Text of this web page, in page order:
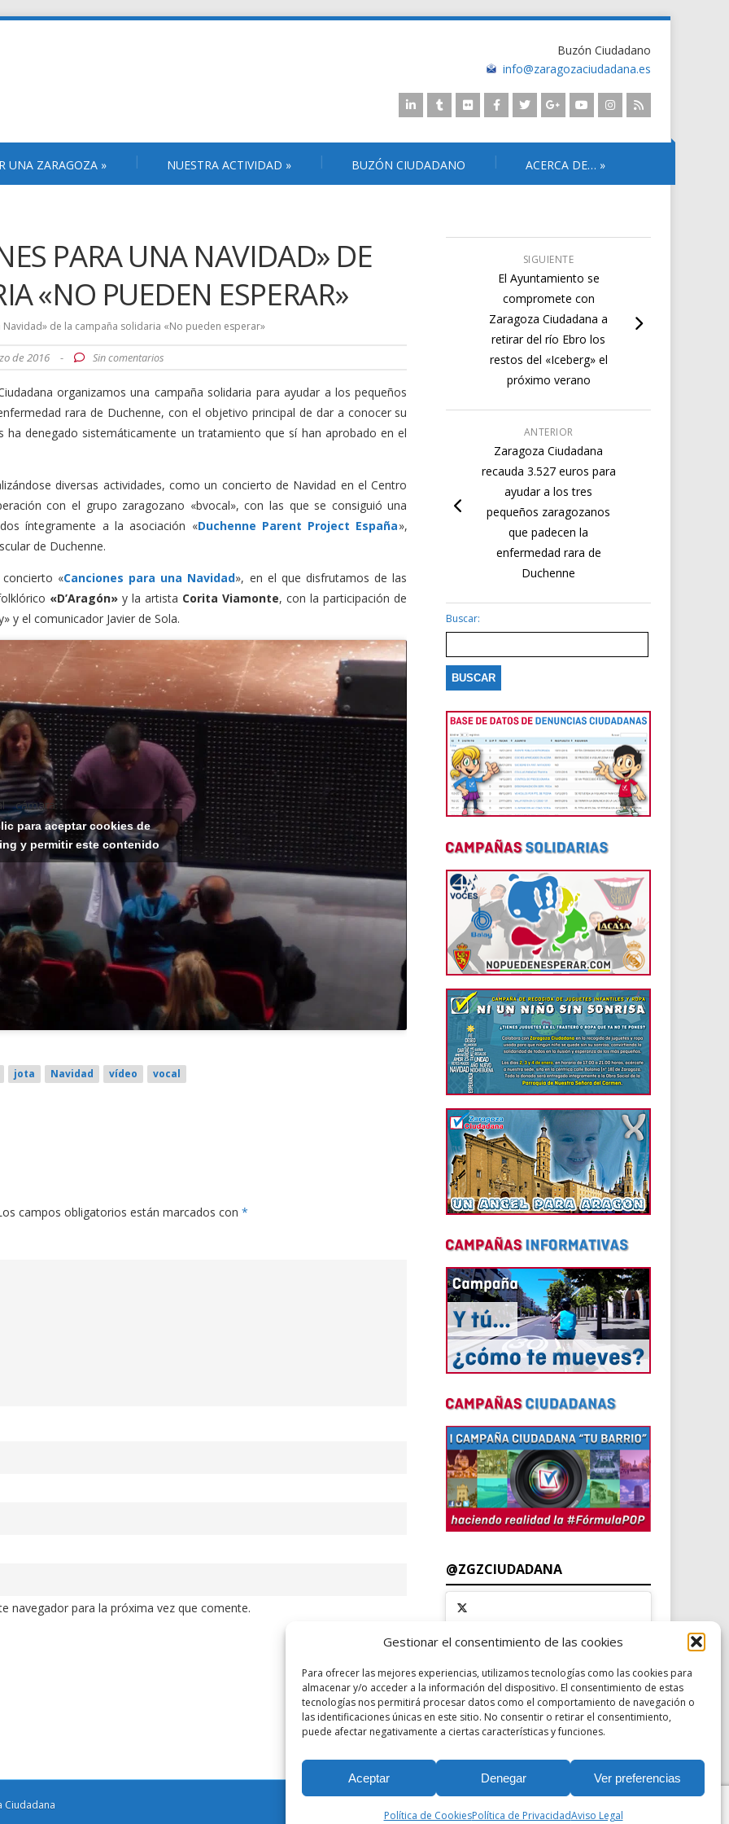
Gestionar el consentimiento de las cookies
Para ofrecer las mejores experiencias, utilizamos tecnologías como las cookies para
almacenar y/o acceder a la información del dispositivo. El consentimiento de estas
tecnologías nos permitirá procesar datos como el comportamiento de navegación o
las identificaciones únicas en este sitio. No consentir o retirar el consentimiento,
puede afectar negativamente a ciertas características y funciones.
Aceptar Denegar Ver preferencias
Política de CookiesPolítica de PrivacidadAviso Legal
Buzón Ciudadano
info@zaragozaciudadana.es
UNA ZARAGOZA » NUESTRA ACTIVIDAD » BUZÓN CIUDADANO ACERCA DE… »
PARA UNA NAVIDAD» DE
«NO PUEDEN ESPERAR»
de la campaña solidaria «No pueden esperar»
de 2016 - Sin comentarios
organizamos una campaña solidaria para ayudar a los pequeños
rara de Duchenne, con el objetivo principal de dar a conocer su
ha denegado sistemáticamente un tratamiento que sí han aprobado en el
diversas actividades, como un concierto de Navidad en el Centro
con el grupo zaragozano «bvocal», con las que se consiguió una
íntegramente a la asociación «Duchenne Parent Project España»,
de Duchenne.
«Canciones para una Navidad», en el que disfrutamos de las
«D’Aragón» y la artista Corita Viamonte, con la participación de
y el comunicador Javier de Sola.
cámara
para aceptar cookies de
y permitir este contenido
jota Navidad vídeo vocal
campos obligatorios están marcados con *
navegador para la próxima vez que comente.
SIGUIENTE
El Ayuntamiento se
compromete con
Zaragoza Ciudadana a
retirar del río Ebro los
restos del «Iceberg» el
próximo verano
ANTERIOR
Zaragoza Ciudadana
recauda 3.527 euros para
ayudar a los tres
pequeños zaragozanos
que padecen la
enfermedad rara de
Duchenne
Buscar:
@ZGZCIUDADANA
Tweets por el @zgzciudadana.
Haz clic para aceptar cookies de
contenido
Ciudadana